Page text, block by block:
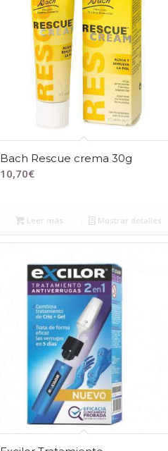
Bach Rescue crema 30g
10,70€
Leer más Mostrar detalles